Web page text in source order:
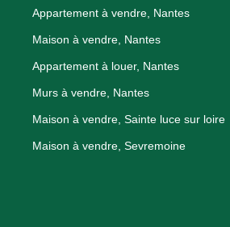
Appartement à vendre, Nantes
Maison à vendre, Nantes
Appartement à louer, Nantes
Murs à vendre, Nantes
Maison à vendre, Sainte luce sur loire
Maison à vendre, Sevremoine